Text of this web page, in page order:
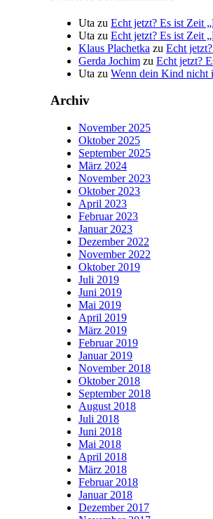
Uta zu Echt jetzt? Es ist Zeit
Uta zu Echt jetzt? Es ist Zeit
Klaus Plachetka zu Echt
Gerda Jochim zu Echt jetzt?
Uta zu Wenn dein Kind
Archiv
November 2025
Oktober 2025
September 2025
März 2024
November 2023
Oktober 2023
April 2023
Februar 2023
Januar 2023
Dezember 2022
November 2022
Oktober 2019
Juli 2019
Juni 2019
Mai 2019
April 2019
März 2019
Februar 2019
Januar 2019
November 2018
Oktober 2018
September 2018
August 2018
Juli 2018
Juni 2018
Mai 2018
April 2018
März 2018
Februar 2018
Januar 2018
Dezember 2017